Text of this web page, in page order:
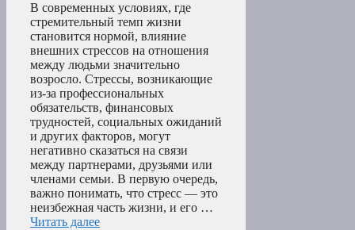
В современных условиях, где
стремительный темп жизни
становится нормой, влияние
внешних стрессов на отношения
между людьми значительно
возросло. Стрессы, возникающие
из-за профессиональных
обязательств, финансовых
трудностей, социальных ожиданий
и других факторов, могут
негативно сказаться на связи
между партнерами, друзьями или
членами семьи. В первую очередь,
важно понимать, что стресс — это
неизбежная часть жизни, и его …
Читать далее